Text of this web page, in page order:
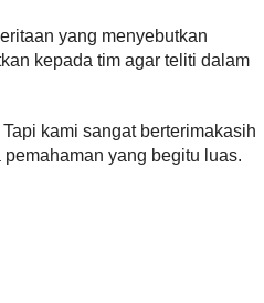
yang menyebutkan
kepada tim agar teliti dalam
kami sangat berterimakasih
yang begitu luas.